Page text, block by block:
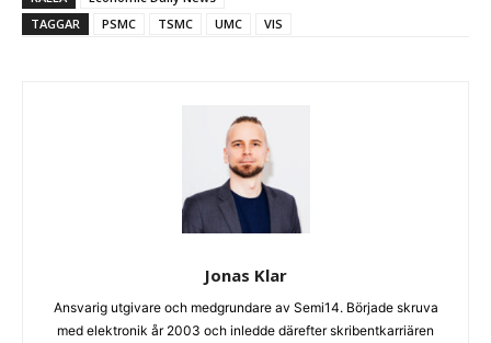
TAGGAR
PSMC TSMC UMC VIS
Jonas Klar
Ansvarig utgivare och medgrundare av Semi14. Började skruva
med elektronik år 2003 och inledde därefter skribentkarriären